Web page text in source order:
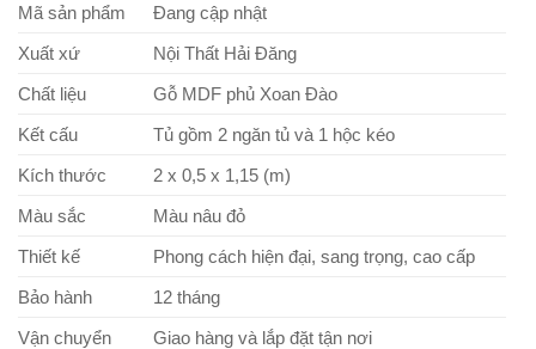
Mã sản phẩm
Đang cập nhật
Xuất xứ
Nội Thất Hải Đăng
Chất liệu
Gỗ MDF phủ Xoan Đào
Kết cấu
Tủ gồm 2 ngăn tủ và 1 hộc kéo
Kích thước
2 x 0,5 x 1,15 (m)
Màu sắc
Màu nâu đỏ
Thiết kế
Phong cách hiện đại, sang trọng, cao cấp
Bảo hành
12 tháng
Vận chuyển
Giao hàng và lắp đặt tận nơi